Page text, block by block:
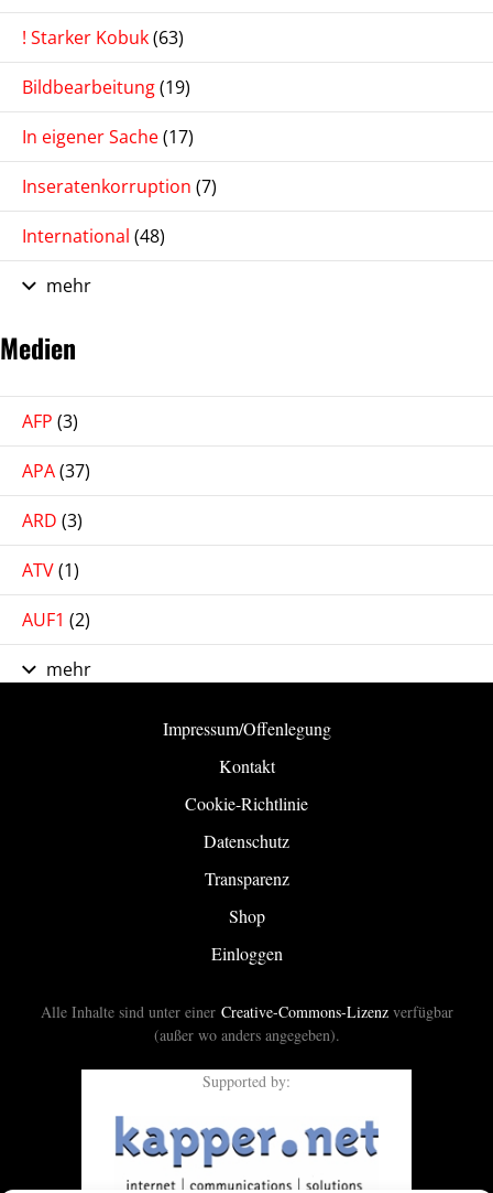
! Starker Kobuk(63)
Bildbearbeitung(19)
In eigener Sache(17)
Inseratenkorruption (7)
International (48)
mehr
Medien
AFP (3)
APA(37)
ARD (3)
ATV(1)
AUF1 (2)
mehr
Impressum/Offenlegung
Kontakt
Cookie-Richtlinie
Datenschutz
Transparenz
Shop
Einloggen
Alle Inhalte sind unter einer Creative-Commons-Lizenzverfügbar
(außer wo anders angegeben).
Supported by: